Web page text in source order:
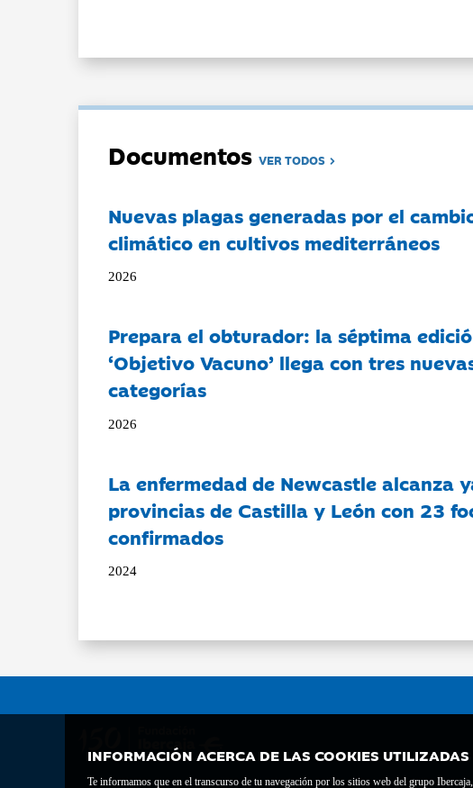
INFORMACIÓN ACERCA DE LAS COOKIES UTILIZADAS
Te informamos que en el transcurso de tu navegación por los sitios web del grupo
DocumentosVER TODOS
Nuevas plagas generadas por el
climático en cultivos mediterráneos
2026
Prepara el obturador: la séptima
‘Objetivo Vacuno’ llega con tres
categorías
2026
La enfermedad de Newcastle alcanza
provincias de Castilla y León con 23
confirmados
2024